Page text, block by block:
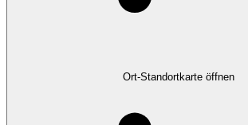
Ort-Standortkarte öffnen